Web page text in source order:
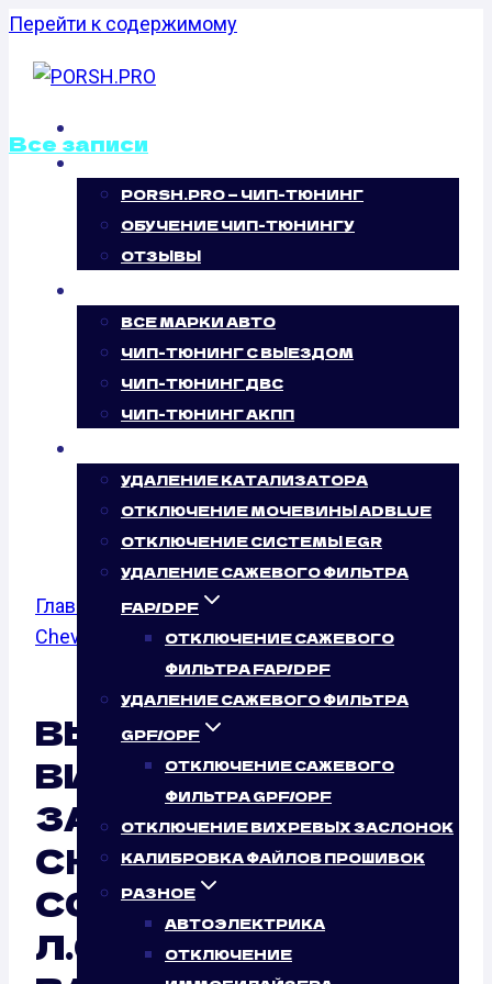
Перейти к содержимому
PORSH.PRO — ЧИП-ТЮНИНГ
ОБУЧЕНИЕ ЧИП-ТЮНИНГУ
ОТЗЫВЫ
ВСЕ МАРКИ АВТО
ЧИП-ТЮНИНГ С ВЫЕЗДОМ
ЧИП-ТЮНИНГ ДВС
ЧИП-ТЮНИНГ АКПП
УДАЛЕНИЕ КАТАЛИЗАТОРА
ОТКЛЮЧЕНИЕ МОЧЕВИНЫ ADBLUE
ОТКЛЮЧЕНИЕ СИСТЕМЫ EGR
УДАЛЕНИЕ САЖЕВОГО ФИЛЬТРА
FAP/DPF
ОТКЛЮЧЕНИЕ САЖЕВОГО
ФИЛЬТРА FAP/DPF
УДАЛЕНИЕ САЖЕВОГО ФИЛЬТРА
GPF/OPF
ОТКЛЮЧЕНИЕ САЖЕВОГО
ФИЛЬТРА GPF/OPF
ОТКЛЮЧЕНИЕ ВИХРЕВЫХ ЗАСЛОНОК
КАЛИБРОВКА ФАЙЛОВ ПРОШИВОК
РАЗНОЕ
АВТОЭЛЕКТРИКА
ОТКЛЮЧЕНИЕ
Все записи
ОТКЛЮЧЕНИЕ
ВИХРЕВЫХ
ЗАСЛОНОК
CHEVROLET
COBALT 1.5 (105
Л.С.)
Главная /Отключение вихревых заслонок
Chevrolet
Cobalt/ 1.5
ВЫКЛЮЧЕНИЕ
ВИХРЕВЫХ
ЗАСЛОНОК
CHEVROLET
COBALT 1.5 (105
Л.С.): НУЖНО ЛИ ЭТО